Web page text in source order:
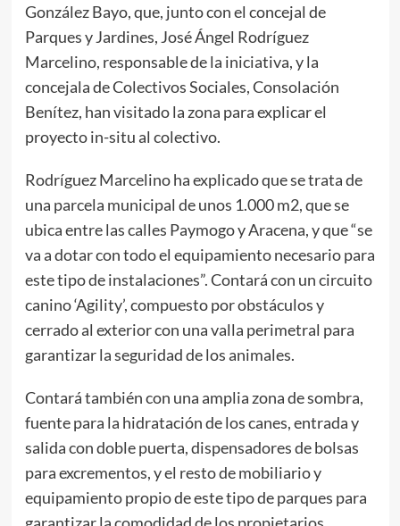
González Bayo, que, junto con el concejal de
Parques y Jardines, José Ángel Rodríguez
Marcelino, responsable de la iniciativa, y la
concejala de Colectivos Sociales, Consolación
Benítez, han visitado la zona para explicar el
proyecto in-situ al colectivo.
Rodríguez Marcelino ha explicado que se trata de
una parcela municipal de unos 1.000 m2, que se
ubica entre las calles Paymogo y Aracena, y que “se
va a dotar con todo el equipamiento necesario para
este tipo de instalaciones”. Contará con un circuito
canino ‘Agility’, compuesto por obstáculos y
cerrado al exterior con una valla perimetral para
garantizar la seguridad de los animales.
Contará también con una amplia zona de sombra,
fuente para la hidratación de los canes, entrada y
salida con doble puerta, dispensadores de bolsas
para excrementos, y el resto de mobiliario y
equipamiento propio de este tipo de parques para